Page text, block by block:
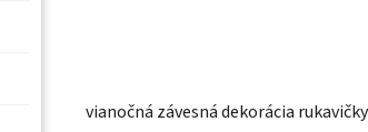
vianočná závesná dekorácia rukavičky